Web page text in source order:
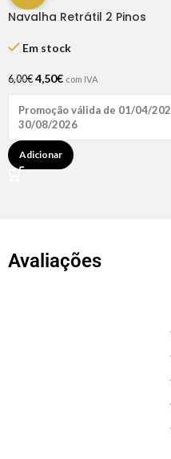
Navalha Retrátil 2 Pinos
Em stock
6,00€ 4,50€ com IVA
Promoção válida de 01/04/
30/08/2026
Adicionar
Avaliações